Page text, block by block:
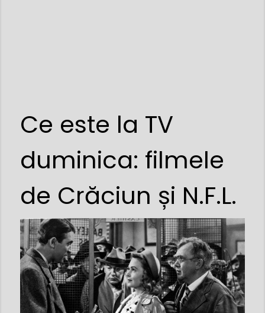
Ce este la TV
duminica: filmele
de Crăciun și N.F.L.